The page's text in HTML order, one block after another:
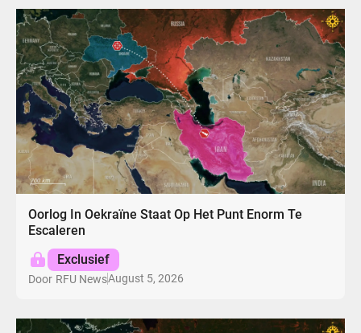
Oorlog In Oekraïne Staat Op Het Punt Enorm Te
Escaleren
Exclusief
Door RFU NewsAugust 5, 2026